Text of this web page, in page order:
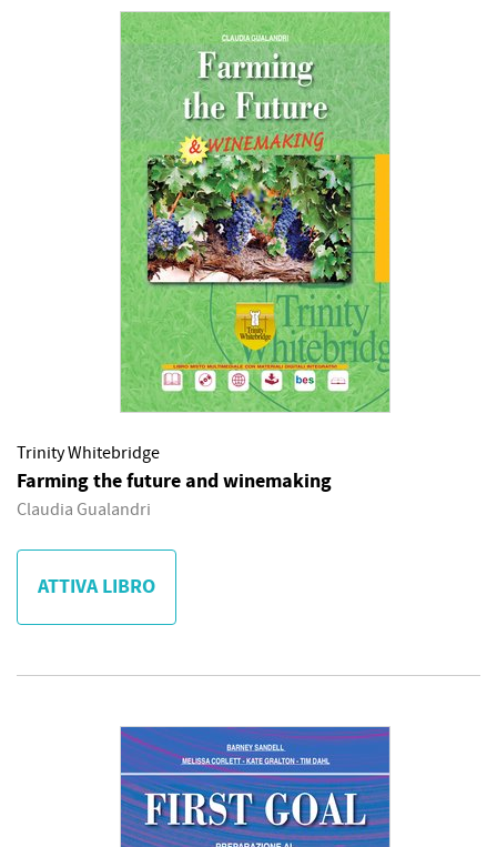
Trinity Whitebridge
Farming the future and winemaking
Claudia Gualandri
ATTIVA LIBRO